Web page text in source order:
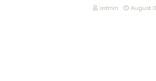
admin August